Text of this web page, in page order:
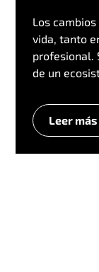
Los
vida, tanto
profesional.
de un
Leer más